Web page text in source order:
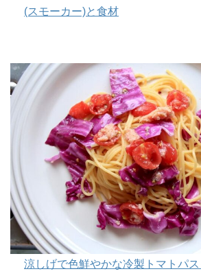
(スモーカー)と食材
涼しげで色鮮やかな冷製トマトパス